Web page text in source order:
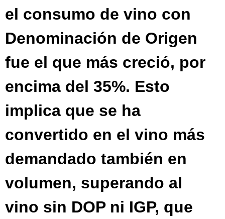
el consumo de vino con
Denominación de Origen
fue el que más creció, por
encima del 35%. Esto
implica que se ha
convertido en el vino más
demandado también en
volumen, superando al
vino sin DOP ni IGP, que